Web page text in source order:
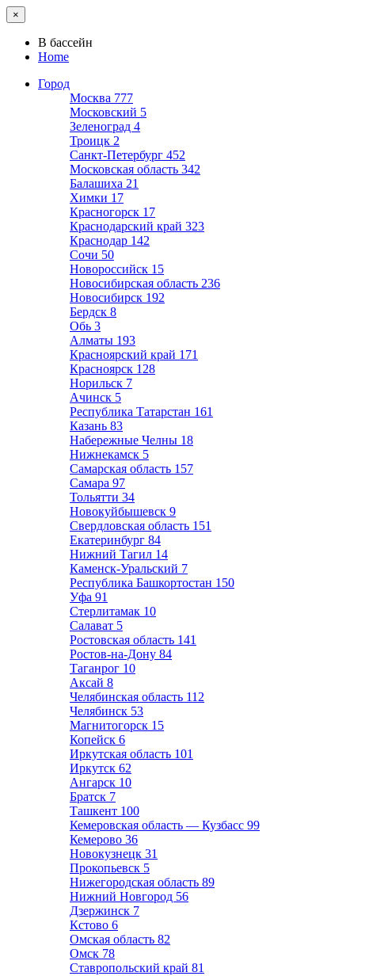
×
В бассейн
Home
Город
Москва 777
Московский 5
Зеленоград 4
Троицк 2
Санкт-Петербург 452
Московская область 342
Балашиха 21
Химки 17
Красногорск 17
Краснодарский край 323
Краснодар 142
Сочи 50
Новороссийск 15
Новосибирская область 236
Новосибирск 192
Бердск 8
Обь 3
Алматы 193
Красноярский край 171
Красноярск 128
Норильск 7
Ачинск 5
Республика Татарстан 161
Казань 83
Набережные Челны 18
Нижнекамск 5
Самарская область 157
Самара 97
Тольятти 34
Новокуйбышевск 9
Свердловская область 151
Екатеринбург 84
Нижний Тагил 14
Каменск-Уральский 7
Республика Башкортостан 150
Уфа 91
Стерлитамак 10
Салават 5
Ростовская область 141
Ростов-на-Дону 84
Таганрог 10
Аксай 8
Челябинская область 112
Челябинск 53
Магнитогорск 15
Копейск 6
Иркутская область 101
Иркутск 62
Ангарск 10
Братск 7
Ташкент 100
Кемеровская область — Кузбасс 99
Кемерово 36
Новокузнецк 31
Прокопьевск 5
Нижегородская область 89
Нижний Новгород 56
Дзержинск 7
Кстово 6
Омская область 82
Омск 78
Ставропольский край 81